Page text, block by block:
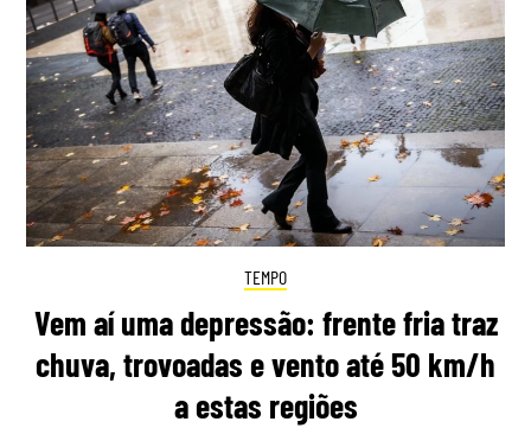
TEMPO
Vem aí uma depressão: frente fria traz
chuva, trovoadas e vento até 50 km/h
a estas regiões